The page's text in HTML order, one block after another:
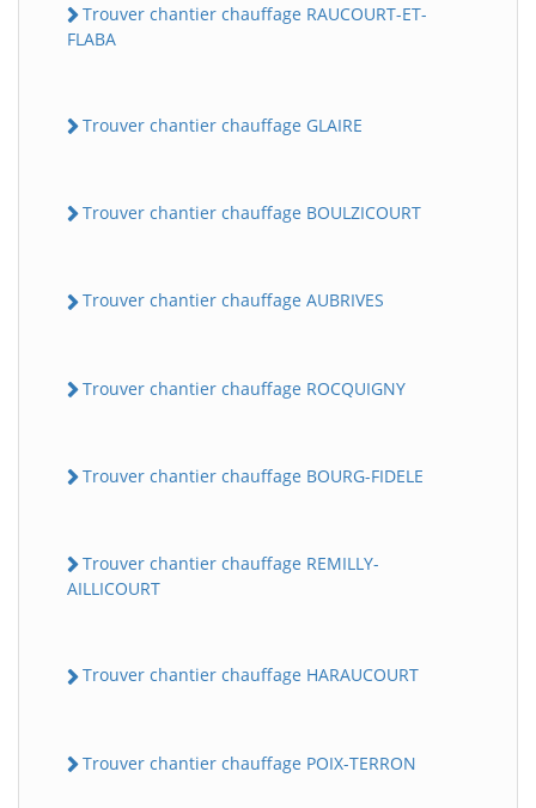
Trouver chantier chauffage RAUCOURT-ET-
FLABA
Trouver chantier chauffage GLAIRE
Trouver chantier chauffage BOULZICOURT
Trouver chantier chauffage AUBRIVES
Trouver chantier chauffage ROCQUIGNY
Trouver chantier chauffage BOURG-FIDELE
Trouver chantier chauffage REMILLY-
AILLICOURT
Trouver chantier chauffage HARAUCOURT
Trouver chantier chauffage POIX-TERRON